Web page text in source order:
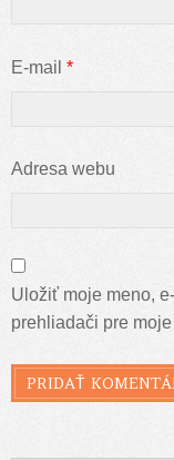
E-mail *
Adresa webu
Uložiť moje meno,
prehliadači pre